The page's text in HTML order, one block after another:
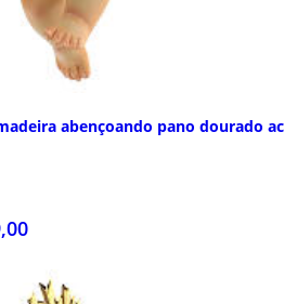
abençoando pano dourado